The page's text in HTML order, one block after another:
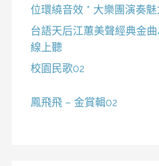
位環繞音效 * 大樂團演奏
台語天后江蕙美聲經典金
線上聽
校園民歌02
鳳飛飛 – 金賞輯02